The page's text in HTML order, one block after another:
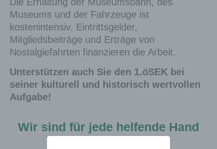
Museums und der Fahrzeuge ist
kostenintensiv. Eintrittsgelder,
Mitgliedsbeiträge und Erträge von
Nostalgiefahrten finanzieren die Arbeit.
Unterstützen auch Sie den 1.öSEK bei
seiner kulturell und historisch wertvollen
Aufgabe!
Wir sind für jede helfende Hand